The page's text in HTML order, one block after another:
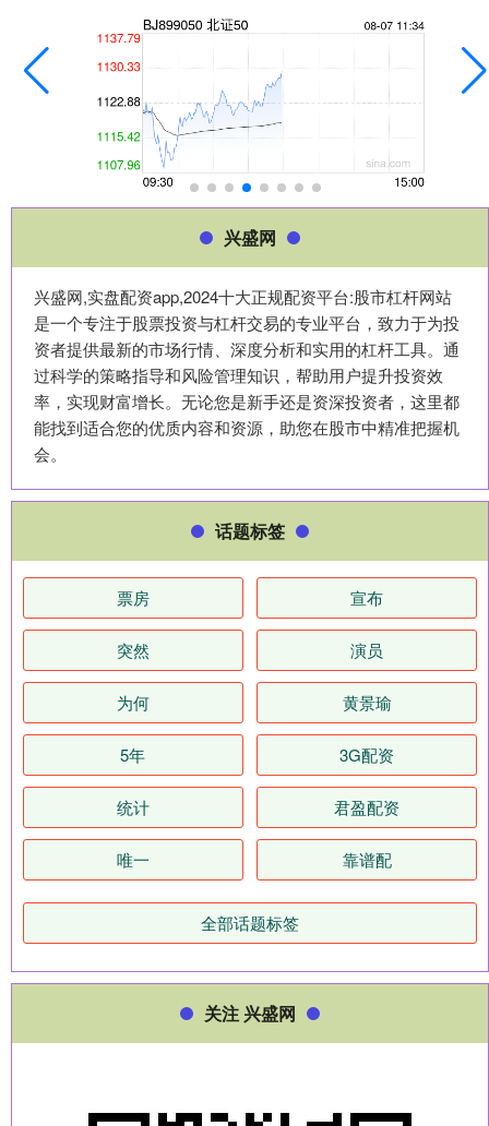
兴盛网
兴盛网,实盘配资app,2024十大正规配资平台:股市杠杆网站
是一个专注于股票投资与杠杆交易的专业平台，致力于为投
资者提供最新的市场行情、深度分析和实用的杠杆工具。通
过科学的策略指导和风险管理知识，帮助用户提升投资效
率，实现财富增长。无论您是新手还是资深投资者，这里都
能找到适合您的优质内容和资源，助您在股市中精准把握机
会。
话题标签
票房 宣布
突然 演员
为何 黄景瑜
5年 3G配资
统计 君盈配资
唯一 靠谱配
全部话题标签
关注 兴盛网